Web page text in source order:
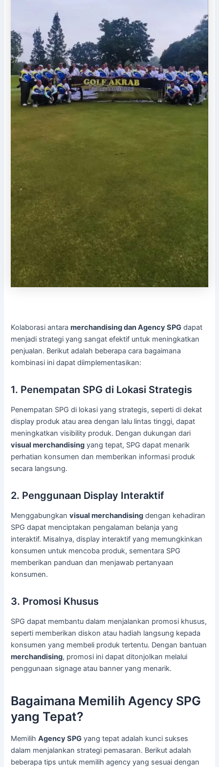
Kolaborasi antaramerchandising dan Agency SPG dapat
menjadi strategi yang sangat efektif untuk meningkatkan
penjualan. Berikut adalah beberapa cara bagaimana
kombinasi ini dapat diimplementasikan:
1. Penempatan SPG di Lokasi Strategis
Penempatan SPG di lokasi yang strategis, seperti di dekat
display produk atau area dengan lalu lintas tinggi, dapat
meningkatkan visibility produk. Dengan dukungan dari
visual merchandising yang tepat, SPG dapat menarik
perhatian konsumen dan memberikan informasi produk
secara langsung.
2. Penggunaan Display Interaktif
Menggabungkanvisual merchandising dengan kehadiran
SPG dapat menciptakan pengalaman belanja yang
interaktif. Misalnya, display interaktif yang memungkinkan
konsumen untuk mencoba produk, sementara SPG
memberikan panduan dan menjawab pertanyaan
konsumen.
3. Promosi Khusus
SPG dapat membantu dalam menjalankan promosi khusus,
seperti memberikan diskon atau hadiah langsung kepada
konsumen yang membeli produk tertentu. Dengan bantuan
merchandising, promosi ini dapat ditonjolkan melalui
penggunaan signage atau banner yang menarik.
Bagaimana Memilih Agency SPG
yang Tepat?
MemilihAgency SPG yang tepat adalah kunci sukses
dalam menjalankan strategi pemasaran. Berikut adalah
beberapa tips untuk memilih agency yang sesuai dengan